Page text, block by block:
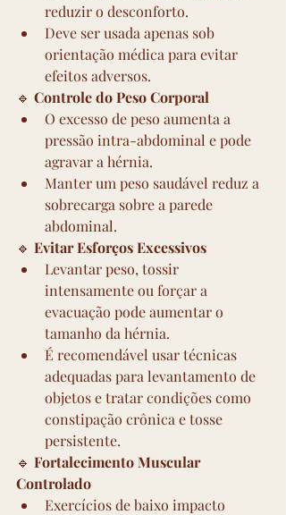
reduzir o desconforto.
Deve ser usada apenas sob
orientação médica para evitar
efeitos adversos.
🔹 Controle do Peso Corporal
O excesso de peso aumenta a
pressão intra-abdominal e pode
agravar a hérnia.
Manter um peso saudável reduz a
sobrecarga sobre a parede
abdominal.
🔹 Evitar Esforços Excessivos
Levantar peso, tossir
intensamente ou forçar a
evacuação pode aumentar o
tamanho da hérnia.
É recomendável usar técnicas
adequadas para levantamento de
objetos e tratar condições como
constipação crônica e tosse
persistente.
🔹 Fortalecimento Muscular
Controlado
Exercícios de baixo impacto